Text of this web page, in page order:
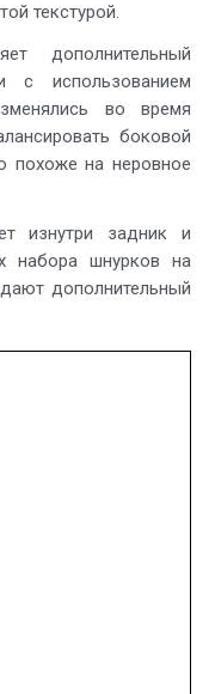
текстурой.
дополнительный
с использованием
во время
боковой
похоже на неровное
изнутри задник и
набора шнурков на
дополнительный